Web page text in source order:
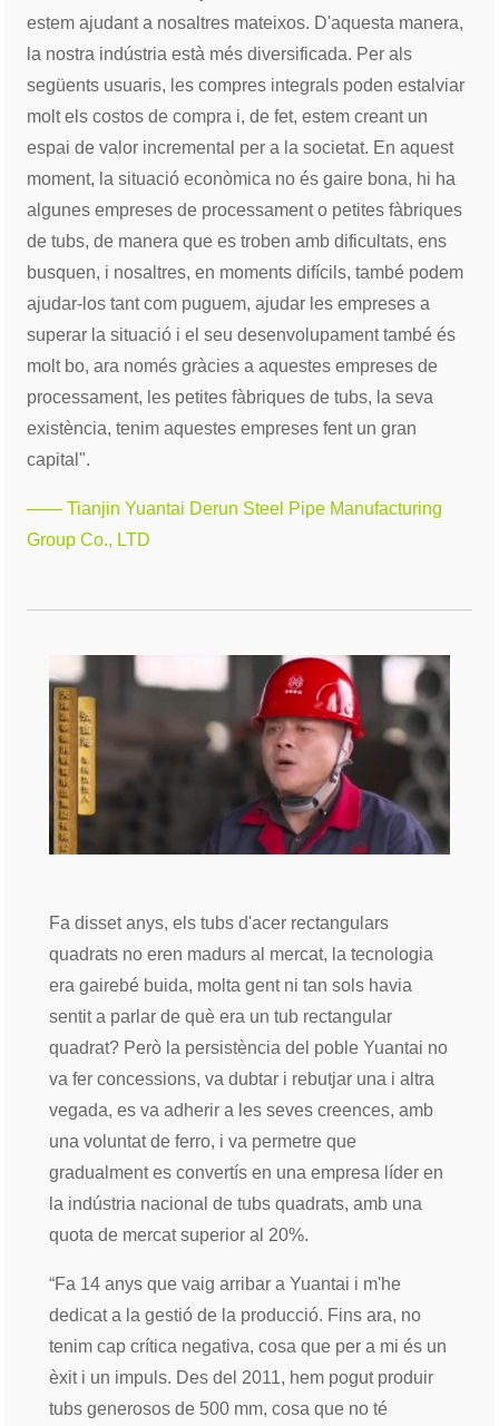
estem ajudant a nosaltres mateixos. D'aquesta manera,
la nostra indústria està més diversificada. Per als
següents usuaris, les compres integrals poden estalviar
molt els costos de compra i, de fet, estem creant un
espai de valor incremental per a la societat. En aquest
moment, la situació econòmica no és gaire bona, hi ha
algunes empreses de processament o petites fàbriques
de tubs, de manera que es troben amb dificultats, ens
busquen, i nosaltres, en moments difícils, també podem
ajudar-los tant com puguem, ajudar les empreses a
superar la situació i el seu desenvolupament també és
molt bo, ara només gràcies a aquestes empreses de
processament, les petites fàbriques de tubs, la seva
existència, tenim aquestes empreses fent un gran
capital".
—— Tianjin Yuantai Derun Steel Pipe Manufacturing
Group Co., LTD
Fa disset anys, els tubs d'acer rectangulars
quadrats no eren madurs al mercat, la tecnologia
era gairebé buida, molta gent ni tan sols havia
sentit a parlar de què era un tub rectangular
quadrat? Però la persistència del poble Yuantai no
va fer concessions, va dubtar i rebutjar una i altra
vegada, es va adherir a les seves creences, amb
una voluntat de ferro, i va permetre que
gradualment es convertís en una empresa líder en
la indústria nacional de tubs quadrats, amb una
quota de mercat superior al 20%.
“Fa 14 anys que vaig arribar a Yuantai i m'he
dedicat a la gestió de la producció. Fins ara, no
tenim cap crítica negativa, cosa que per a mi és un
èxit i un impuls. Des del 2011, hem pogut produir
tubs generosos de 500 mm, cosa que no té